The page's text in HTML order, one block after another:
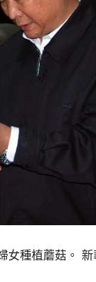
女種植蘑菇。